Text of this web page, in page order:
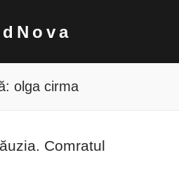
olga cirma
Comratul